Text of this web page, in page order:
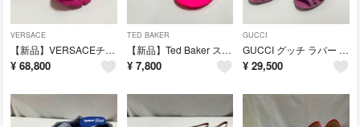
VERSACE
【新品】VERSACEチェーンリアクション グレカマニア スニーカー レディース
¥ 68,800
TED BAKER
【新品】Ted Baker スタッズ Tロゴ ラバー ビーチサンダル レディース
¥ 7,800
GUCCI
GUCCI グッチ ラバー ウェッジソール オープントゥ パンプス
¥ 29,500